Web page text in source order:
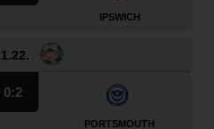
IPSWICH
0:2
PORTSMOUTH